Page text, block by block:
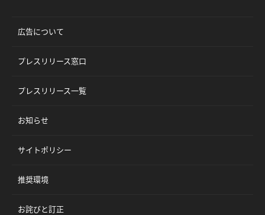
広告について
プレスリリース窓口
プレスリリース一覧
お知らせ
サイトポリシー
推奨環境
お詫びと訂正